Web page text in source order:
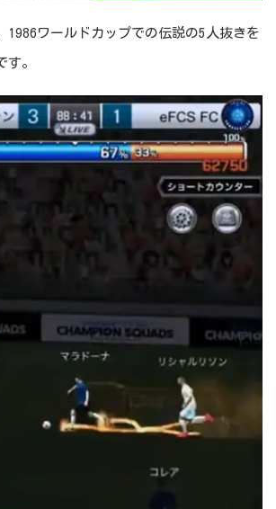
1986ワールドカップでの伝説の5人抜きを
す。